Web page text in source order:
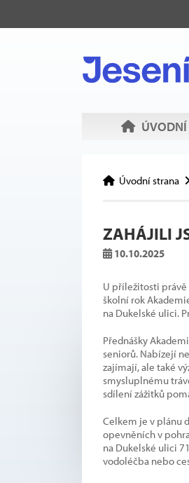
ÚVODNÍ
Úvodní strana
ZAHÁJILI
10.10.2025
U příležitosti
školní rok
na Dukelské ulici.
Přednášky
seniorů. Nabízejí
zajímají, ale také
smysluplnému
sdílení zážitků
Celkem je v plánu
opevněních v
na Dukelské ulici
vodoléčba nebo